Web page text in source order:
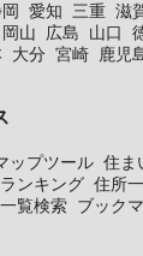
愛知 三重 滋
岡山 広島 山口
大分 宮崎 鹿児
ップツール 住ま
ンキング 住所
覧検索 ブック